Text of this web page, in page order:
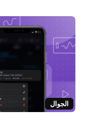
الجوال